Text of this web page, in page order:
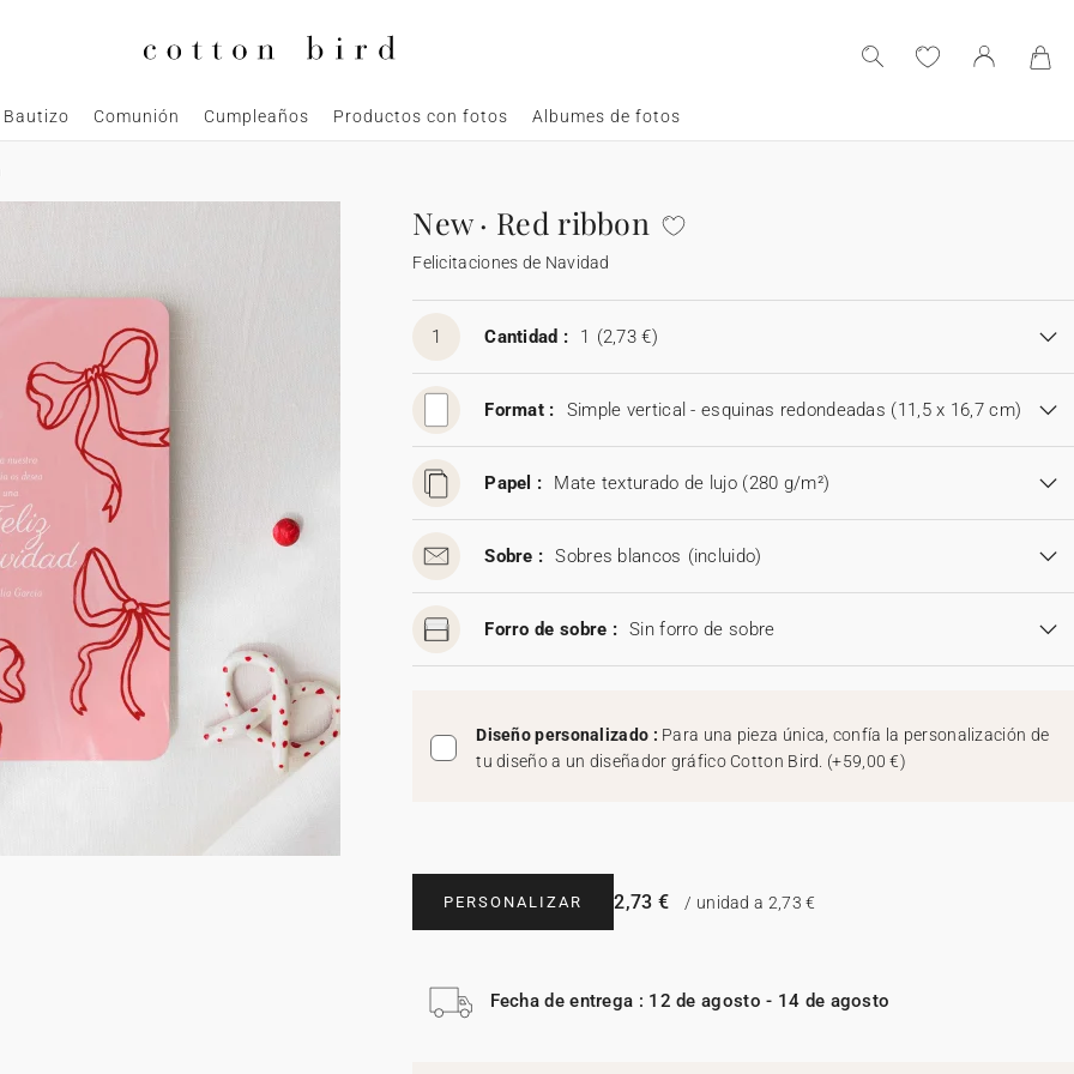
Bautizo Comunión Cumpleaños Productos con fotos Albumes de fotos
New · Red ribbon
Felicitaciones de Navidad
1 Cantidad : 1 (2,73 €)
Format : Simple vertical - esquinas redondeadas (11,5 x 16,7 cm)
Papel : Mate texturado de lujo (280 g/m²)
Sobre : Sobres blancos (incluido)
Forro de sobre : Sin forro de sobre
Diseño personalizado : Para una pieza única, confía la personalización de
tu diseño a un diseñador gráfico Cotton Bird. (+59,00 €)
PERSONALIZAR 2,73 € / unidad a 2,73 €
Fecha de entrega : 12 de agosto - 14 de agosto